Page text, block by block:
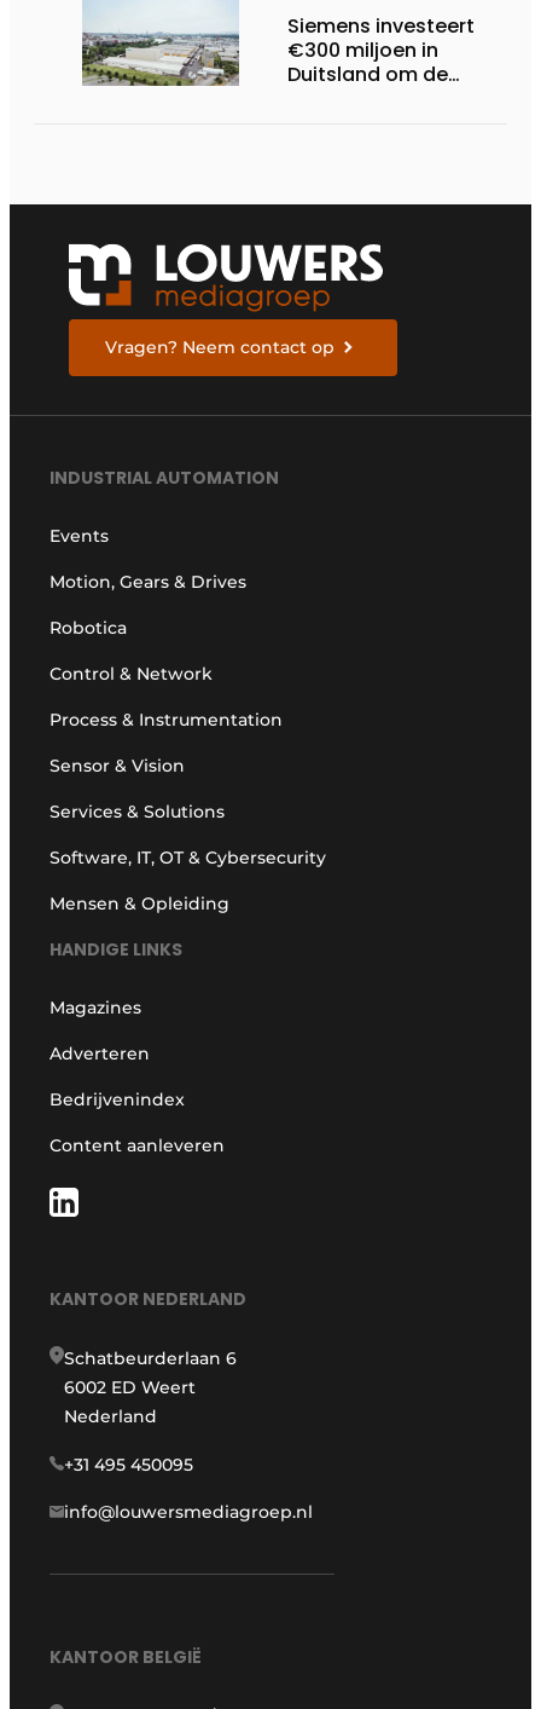
Siemens investeert
€300 miljoen in
Duitsland om de
Vragen? Neem contact op
INDUSTRIAL AUTOMATION
Events
Motion, Gears & Drives
Robotica
Control & Network
Process & Instrumentation
Sensor & Vision
Services & Solutions
Software, IT, OT & Cybersecurity
Mensen & Opleiding
HANDIGE LINKS
Magazines
Adverteren
Bedrijvenindex
Content aanleveren
KANTOOR NEDERLAND
Schatbeurderlaan 6
6002 ED Weert
Nederland
+31 495 450095
info@louwersmediagroep.nl
KANTOOR BELGIË